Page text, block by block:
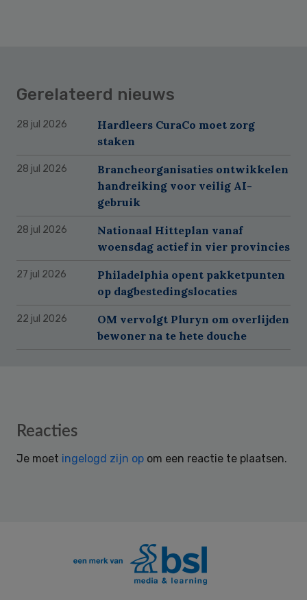
Gerelateerd nieuws
28 jul 2026
Hardleers CuraCo moet zorg
staken
28 jul 2026
Brancheorganisaties ontwikkelen
handreiking voor veilig AI-
gebruik
28 jul 2026
Nationaal Hitteplan vanaf
woensdag actief in vier provincies
27 jul 2026
Philadelphia opent pakketpunten
op dagbestedingslocaties
22 jul 2026
OM vervolgt Pluryn om overlijden
bewoner na te hete douche
Reader
Reacties
Je moet ingelogd zijn op om een reactie te plaatsen.